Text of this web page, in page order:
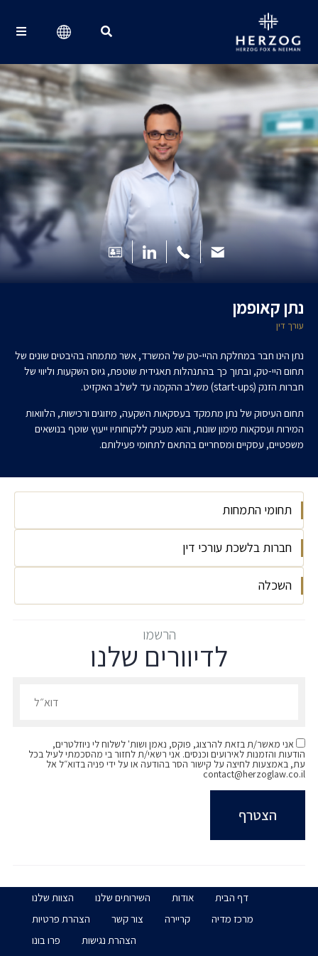
נתן קאופמן
עורך דין
נתן הינו חבר במחלקת ההיי-טק של המשרד, אשר מתמחה בהיבטים שונים של
תחום היי-טק, ובתוך כך בהתנהלות תאגידית שוטפת, גיוס השקעות וליווי של
חברות הזנק (start-ups) משלב ההקמה עד לשלב האקזיט.
תחום העיסוק של נתן מתמקד בעסקאות השקעה, מיזוגים ורכישות, הלוואות
המירות ועסקאות מימון שונות, והוא מעניק ללקוחותיו ייעוץ שוטף בנושאים
משפטיים, עסקיים ומסחריים בהתאם לתחומי פעילותם.
תחומי התמחות
הייטק
דיני תאגידים
מיזוגים ורכישות
חברות בלשכת עורכי דין
2024השכלה
אוניברסיטת בר-אילן, LLB משפטים, 2023הרשמו
לדיוורים שלנו
אני מאשר/ת בזאת להרצוג, פוקס, נאמן ושות' לשלוח לי ניוזלטרים,
הודעות והזמנות לאירועים וכנסים. אני רשאי/ת לחזור בי מהסכמתי לעיל בכל
עת, באמצעות לחיצה על קישור הסר בהודעה או על ידי פניה בדוא״ל אל
contact@herzoglaw.co.il
דף הבית אודות השירותים שלנו
הצוות שלנו
מרכז מדיה
קריירה צור קשר
הצהרת פרטיות
הצהרת נגישות
פרו בונו